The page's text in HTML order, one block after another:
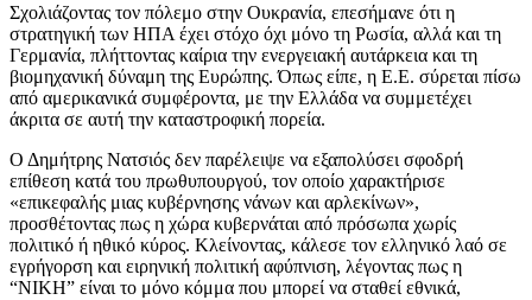
Σχολιάζοντας τον πόλεμο στην Ουκρανία, επεσήμανε ότι η
στρατηγική των ΗΠΑ έχει στόχο όχι μόνο τη Ρωσία, αλλά και τη
Γερμανία, πλήττοντας καίρια την ενεργειακή αυτάρκεια και τη
βιομηχανική δύναμη της Ευρώπης. Όπως είπε, η Ε.Ε. σύρεται πίσω
από αμερικανικά συμφέροντα, με την Ελλάδα να συμμετέχει
άκριτα σε αυτή την καταστροφική πορεία.
Ο Δημήτρης Νατσιός δεν παρέλειψε να εξαπολύσει σφοδρή
επίθεση κατά του πρωθυπουργού, τον οποίο χαρακτήρισε
«επικεφαλής μιας κυβέρνησης νάνων και αρλεκίνων»,
προσθέτοντας πως η χώρα κυβερνάται από πρόσωπα χωρίς
πολιτικό ή ηθικό κύρος. Κλείνοντας, κάλεσε τον ελληνικό λαό σε
εγρήγορση και ειρηνική πολιτική αφύπνιση, λέγοντας πως η
“ΝΙΚΗ” είναι το μόνο κόμμα που μπορεί να σταθεί εθνικά,